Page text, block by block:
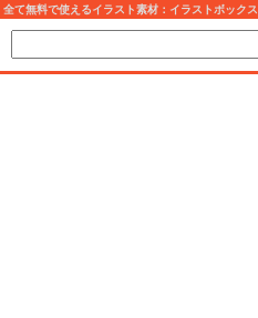
全て無料で使えるイラスト素材：イラストボックス